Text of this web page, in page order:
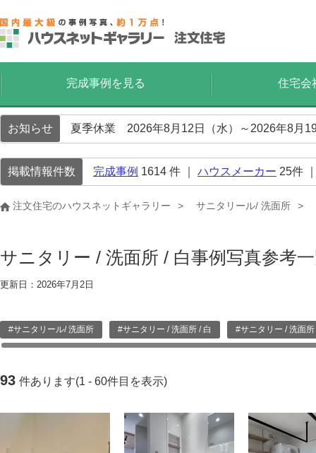
完成事例を見る 住宅会
お知らせ 夏季休業 2026年8月12日（水）～2026年8月
掲載情報件数 完成事例 1614 件 ｜ ハウスメーカー 25件
注文住宅のハウスネットギャラリー サニタリール/ 洗面所
サニタリー / 洗面所 / 白事例写真参考
更新日：2026年7月2日
#サニタリール/ 洗面所 #サニタリー / 洗面所 / 白 #サニタリー / 洗面所
93 件あります(1 - 60件目を表示)